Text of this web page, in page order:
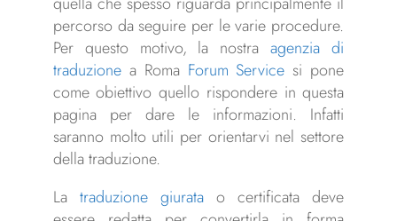
percorso da seguire per le varie procedure.
Per questo motivo, la nostraagenzia di
traduzionea Roma Forum Service si pone
come obiettivo quello rispondere in questa
pagina per dare le informazioni. Infatti
saranno molto utili per orientarvi nel settore
della traduzione.
La traduzione giuratao certificata deve